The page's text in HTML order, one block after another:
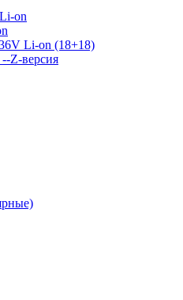
on
Li-on (18+18)
Z-версия